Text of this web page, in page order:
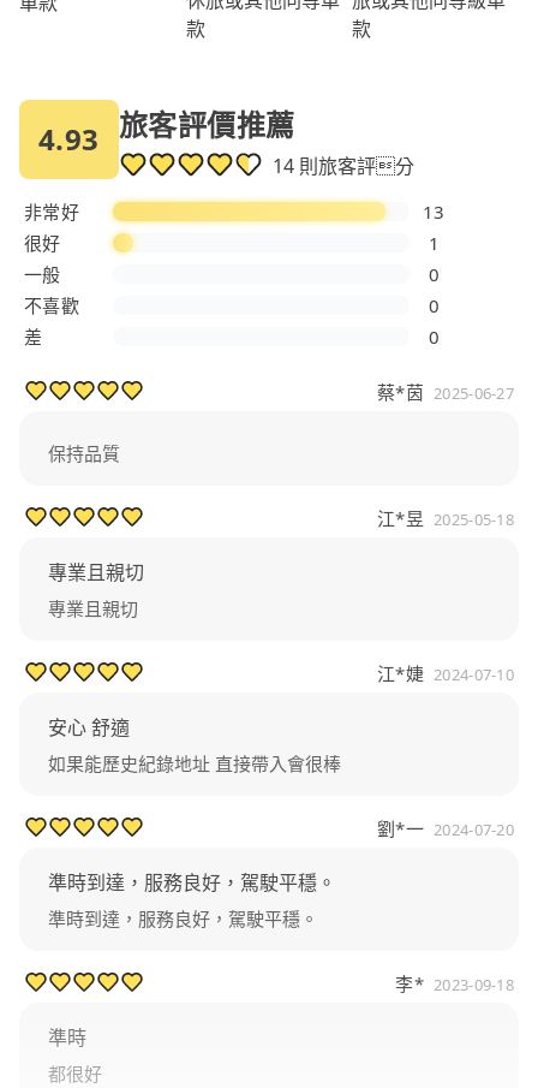
款
款
4.93 旅客評價推薦
14 則旅客評分
非常好
13
很好
1
一般
0
不喜歡
0
差
0
蔡*茵 2025-06-27
保持品質
江*昱 2025-05-18
專業且親切
專業且親切
江*婕 2024-07-10
安心 舒適
如果能歷史紀錄地址 直接帶入會很棒
劉*一 2024-07-20
準時到達，服務良好，駕駛平穩。
準時到達，服務良好，駕駛平穩。
李* 2023-09-18
準時
都很好